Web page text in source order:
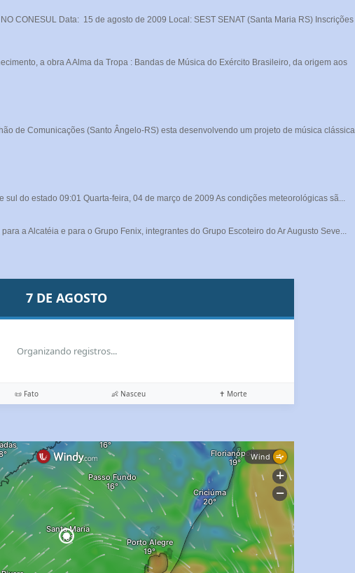
CONESUL Data: 15 de agosto de 2009 Local: SEST SENAT (Santa Maria RS) Inscrições
a obra A Alma da Tropa : Bandas de Música do Exército Brasileiro, da origem aos
de Comunicações (Santo Ângelo-RS) esta desenvolvendo um projeto de música clássica
do estado 09:01 Quarta-feira, 04 de março de 2009 As condições meteorológicas sã...
a Alcatéia e para o Grupo Fenix, integrantes do Grupo Escoteiro do Ar Augusto Seve...
7 DE AGOSTO
Organizando registros...
📜 Fato 👶 Nasceu ✝️ Morte